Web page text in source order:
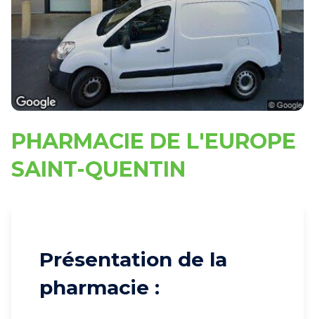
PHARMACIE DE L'EUROPE
SAINT-QUENTIN
Présentation de la
pharmacie :